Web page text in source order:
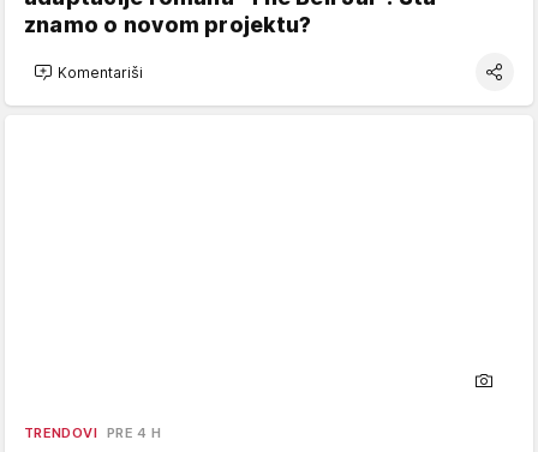
znamo o novom projektu?
Komentariši
TRENDOVI PRE 4 H